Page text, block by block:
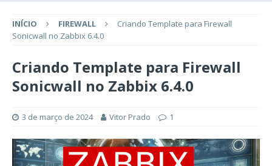
INÍCIO FIREWALL
Criando Template para Firewall
Sonicwall no Zabbix 6.4.0
Criando Template para Firewall
Sonicwall no Zabbix 6.4.0
3 de março de 2024 Vitor Prado 1